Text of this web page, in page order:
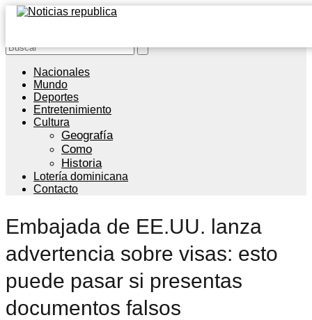
Nacionales
Mundo
Deportes
Entretenimiento
Cultura
Geografía
Como
Historia
Lotería dominicana
Contacto
Embajada de EE.UU. lanza
advertencia sobre visas: esto
puede pasar si presentas
documentos falsos